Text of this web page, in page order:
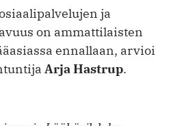
ja
on ammattilaisten
ennallaan, arvioi
Arja Hastrup.